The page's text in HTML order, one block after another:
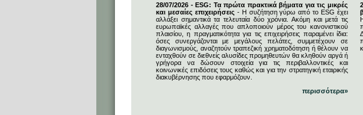
28/07/2026 - ESG: Τα πρώτα πρακτικά βήματα για τις μικρές
και μεσαίες επιχειρήσεις - Η συζήτηση γύρω από το ESG έχει
αλλάξει σημαντικά τα τελευταία δύο χρόνια. Ακόμη και μετά τις
ευρωπαϊκές αλλαγές που απλοποιούν μέρος του κανονιστικού
πλαισίου, η πραγματικότητα για τις επιχειρήσεις παραμένει ίδια:
όσες συνεργάζονται με μεγάλους πελάτες, συμμετέχουν σε
διαγωνισμούς, αναζητούν τραπεζική χρηματοδότηση ή θέλουν να
ενταχθούν σε διεθνείς αλυσίδες προμηθευτών θα κληθούν αργά ή
γρήγορα να δώσουν στοιχεία για τις περιβαλλοντικές και
κοινωνικές επιδόσεις τους καθώς και για την στρατηγική εταιρικής
διακυβέρνησης που εφαρμόζουν.
περισσότερα»